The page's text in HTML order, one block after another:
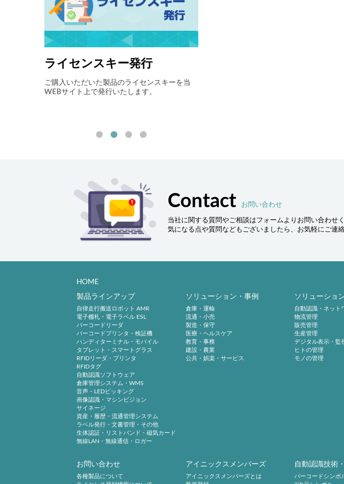
ライセンスキー発行
ご購入いただいた製品のライセンスキーを当
WEBサイト上で発行いたします。
Contact お問い合わせ
当社に関する質問やご相談はフォームよりお問い合わせく
気になる点や質問などもございましたら、お気軽にご連絡
HOME
製品ラインアップ
自律走行搬送ロボット AMR
電子棚札・電子ラベル ESL
バーコードリーダ
バーコードプリンタ・検証機
ハンディターミナル・モバイル
タブレット・スマートグラス
RFIDリーダ・プリンタ
RFIDタグ
自動認識ソフトウェア
倉庫管理システム・WMS
音声・LEDピッキング
画像認識・マシンビジョン
サイネージ
資産・履歴・流通管理システム
ラベル発行・文書管理・その他
生体認証・リストバンド・磁気カード
無線LAN・無線通信・ロガー
ソリューション・事例
倉庫・運輸
流通・小売
製造・保守
医療・ヘルスケア
教育・事務
建設・農業
公共・娯楽・サービス
ソリューショ
自動認識・ネット
物流管理
販売管理
生産管理
デジタル表示・監
ヒトの管理
モノの管理
お問い合わせ
各種製品について
アイニックスメンバーズ
アイニックスメンバーズとは
自動認識技術
バーコードシンボ